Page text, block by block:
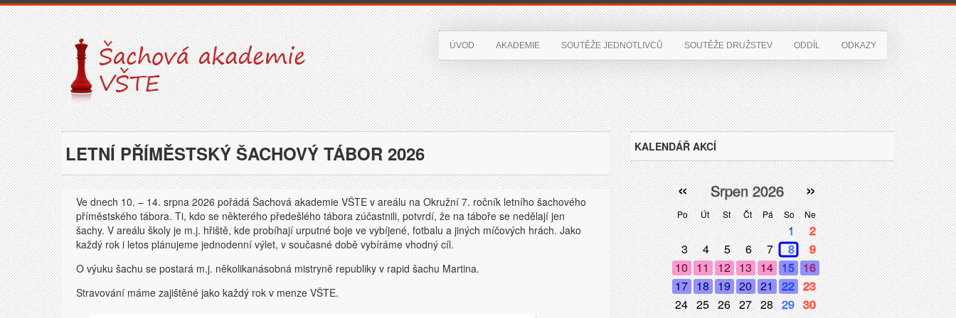
ÚVOD AKADEMIE SOUTĚŽE JEDNOTLIVCŮ SOUTĚŽE DRUŽSTEV ODDÍL ODKAZY
LETNÍ PŘÍMĚSTSKÝ ŠACHOVÝ TÁBOR 2026
Ve dnech 10. – 14. srpna 2026 pořádá Šachová akademie VŠTE v areálu na Okružní 7. ročník letního šachového
příměstského tábora. Ti, kdo se některého předešlého tábora zúčastnili, potvrdí, že na táboře se nedělají jen
šachy. V areálu školy je m.j. hřiště, kde probíhají urputné boje ve vybíjené, fotbalu a jiných míčových hrách. Jako
každý rok i letos plánujeme jednodenní výlet, v současné době vybíráme vhodný cíl.
O výuku šachu se postará m.j. několikanásobná mistryně republiky v rapid šachu Martina.
Stravování máme zajištěné jako každý rok v menze VŠTE.
KALENDÁŘ AKCÍ
Po Út St Čt Pá So Ne
« »
Srpen 2026
1
2
3
4 5 6 7 8
9
10 11 12 13 14 15 16
17 18 19 20 21 22 23
24 25 26 27 28 29 30